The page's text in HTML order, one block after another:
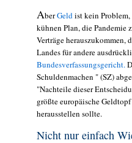
AberGeld ist kein Problem,
kühnen Plan, die Pandemie
Verträge herauszukommen,
Landes für andere
Bundesverfassungsgericht.
Schuldenmachen " (SZ)
"Nachteile dieser
größte europäische
herausstellen sollte.
Nicht nur einfach